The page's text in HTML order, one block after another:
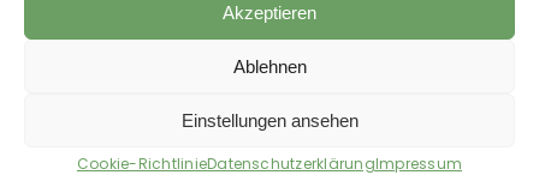
Akzeptieren
Ablehnen
Einstellungen ansehen
Cookie-RichtlinieDatenschutzerklärungImpressum
Auch im Shop erhältlich: